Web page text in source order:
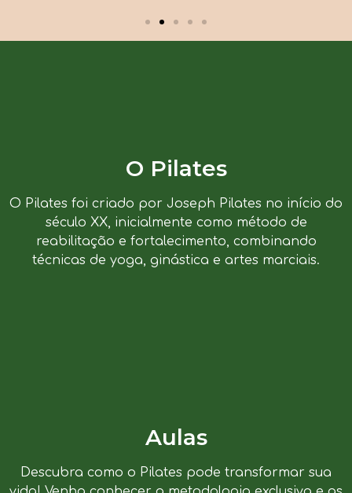
O Pilates
O Pilates foi criado por Joseph Pilates no início do
século XX, inicialmente como método de
reabilitação e fortalecimento, combinando
técnicas de yoga, ginástica e artes marciais.
Aulas
Descubra como o Pilates pode transformar sua